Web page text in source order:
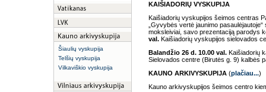
Šiaulių vyskupija
Telšių vyskupija
Vilkaviškio vyskupija
KAIŠIADORIŲ VYSKUPIJA
Kaišiadorių vyskupijos šeimos centras
„Gyvybės vertė jaunimo
moksleiviai, savo prezentaciją parodys
val. Kaišiadorių vyskupijos sielovados
Balandžio 26 d. 10.00 val. Kaišiadorių
Sielovados centre (Birutės g. 9) kalbės
KAUNO ARKIVYSKUPIJA (plačiau...)
Kauno arkivyskupijos šeimos centro